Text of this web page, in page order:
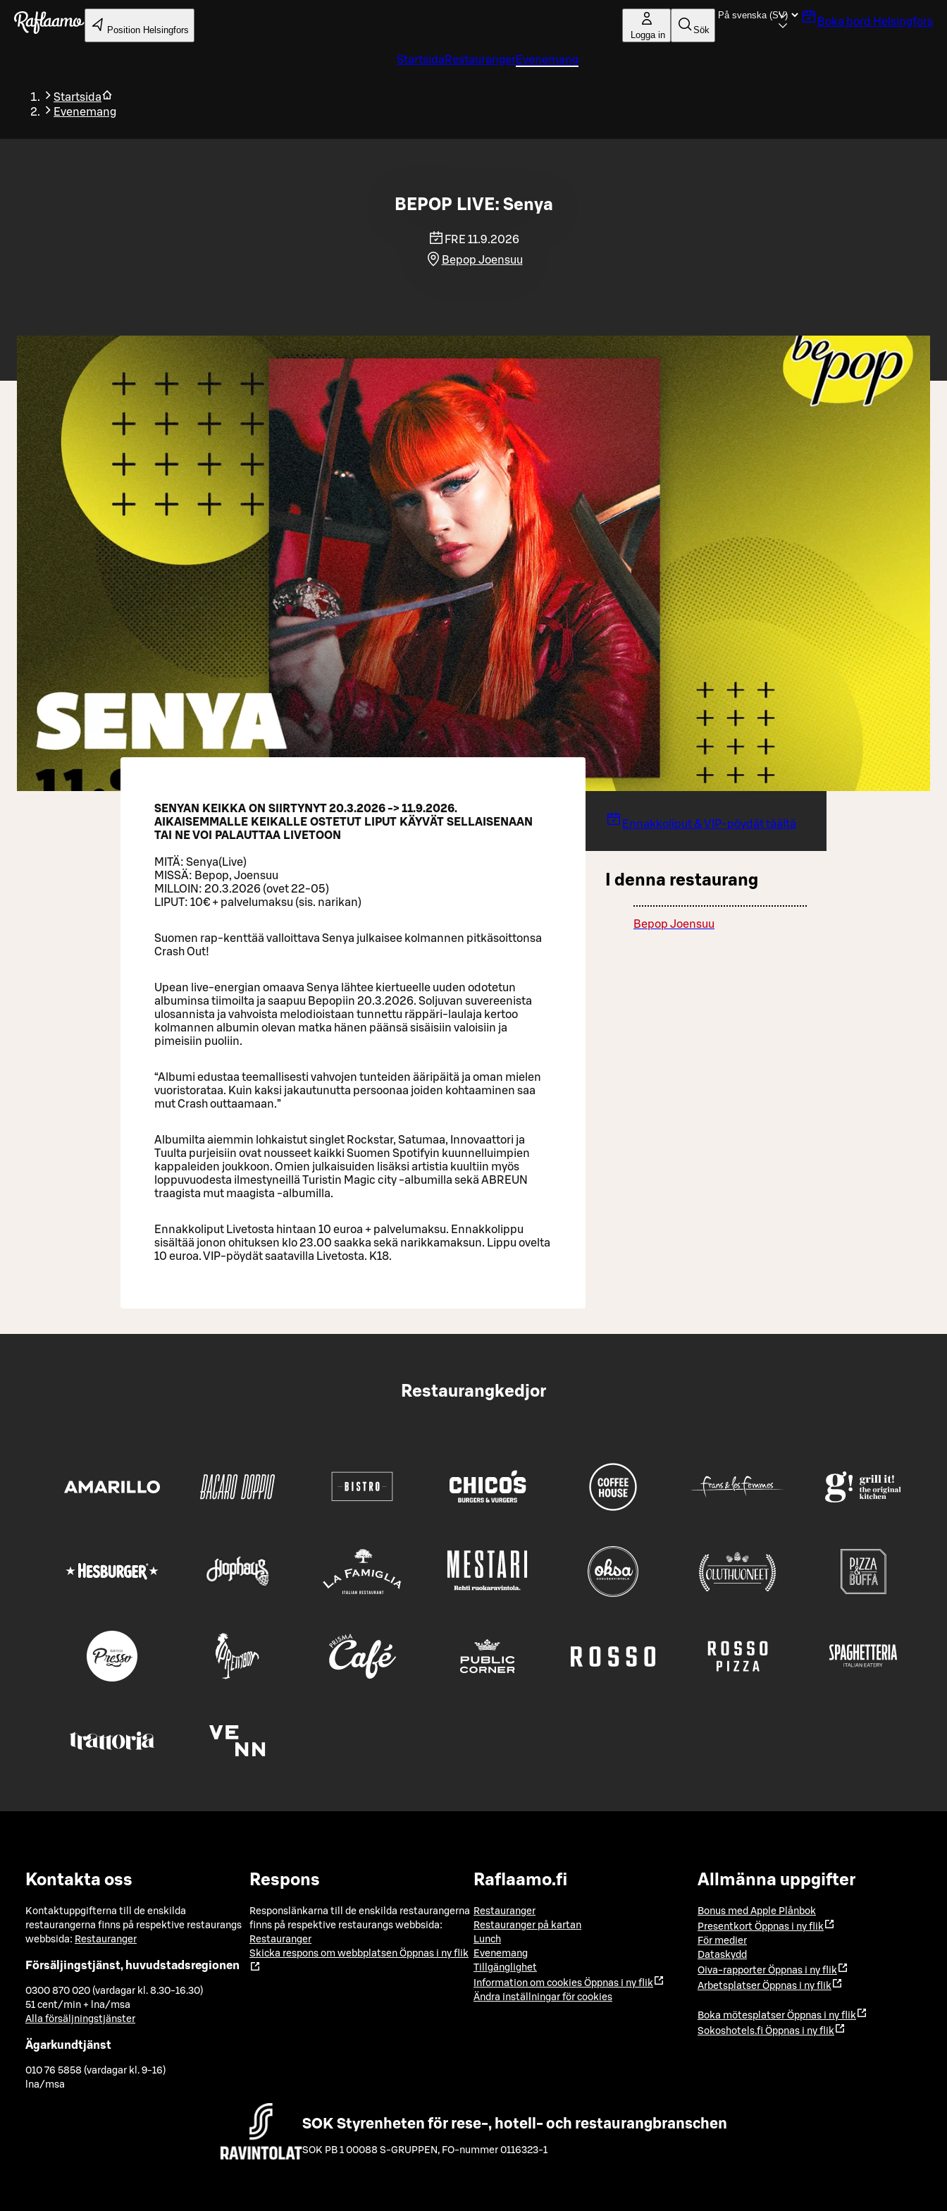
Gå till huvudinnehållet
Position Helsingfors Logga in Sök
Boka bord Helsingfors
Startsida RestaurangerEvenemang
Startsida
Evenemang
Tillbaka
BEPOP LIVE: Senya
FRE 11.9.2026
Bepop Joensuu
SENYAN KEIKKA ON SIIRTYNYT 20.3.2026 -> 11.9.2026.
AIKAISEMMALLE KEIKALLE OSTETUT LIPUT KÄYVÄT SELLAISENAAN
TAI NE VOI PALAUTTAA LIVETOON
MITÄ: Senya(Live)
MISSÄ: Bepop, Joensuu
MILLOIN: 20.3.2026 (ovet 22-05)
LIPUT: 10€ + palvelumaksu (sis. narikan)
Suomen rap-kenttää valloittava Senya julkaisee kolmannen pitkäsoittonsa
Crash Out!
Upean live-energian omaava Senya lähtee kiertueelle uuden odotetun
albuminsa tiimoilta ja saapuu Bepopiin 20.3.2026. Soljuvan suvereenista
ulosannista ja vahvoista melodioistaan tunnettu räppäri-laulaja kertoo
kolmannen albumin olevan matka hänen päänsä sisäisiin valoisiin ja
pimeisiin puoliin.
“Albumi edustaa teemallisesti vahvojen tunteiden ääripäitä ja oman mielen
vuoristorataa. Kuin kaksi jakautunutta persoonaa joiden kohtaaminen saa
mut Crash outtaamaan.”
Albumilta aiemmin lohkaistut singlet Rockstar, Satumaa, Innovaattori ja
Tuulta purjeisiin ovat nousseet kaikki Suomen Spotifyin kuunnelluimpien
kappaleiden joukkoon. Omien julkaisuiden lisäksi artistia kuultiin myös
loppuvuodesta ilmestyneillä Turistin Magic city -albumilla sekä ABREUN
traagista mut maagista -albumilla.
Ennakkoliput Livetosta hintaan 10 euroa + palvelumaksu. Ennakkolippu
sisältää jonon ohituksen klo 23.00 saakka sekä narikkamaksun. Lippu ovelta
10 euroa. VIP-pöydät saatavilla Livetosta. K18.
Ennakkoliput & VIP-pöydät täältä
I denna restaurang
Bepop Joensuu
Restaurangkedjor
Kontakta oss
Kontaktuppgifterna till de enskilda
restaurangerna finns på respektive restaurangs
webbsida: Restauranger
Försäljingstjänst, huvudstadsregionen
0300 870 020 (vardagar kl. 8.30-16.30)
51 cent/min + lna/msa
Alla försäljningstjänster
Ägarkundtjänst
010 76 5858 (vardagar kl. 9-16)
lna/msa
Respons
Responslänkarna till de enskilda restaurangerna
finns på respektive restaurangs webbsida:
Restauranger
Skicka respons om webbplatsen Öppnas i ny flik
Raflaamo.fi
Restauranger
Restauranger på kartan
Lunch
Evenemang
Tillgänglighet
Information om cookies Öppnas i ny flik
Ändra inställningar för cookies
Allmänna uppgifter
Bonus med Apple Plånbok
Presentkort Öppnas i ny flik
För medier
Dataskydd
Oiva-rapporter Öppnas i ny flik
Arbetsplatser Öppnas i ny flik
Boka mötesplatser Öppnas i ny flik
Sokoshotels.fi Öppnas i ny flik
SOK Styrenheten för rese-, hotell- och restaurangbranschen
SOK PB 1 00088 S-GRUPPEN , FO-nummer 0116323-1